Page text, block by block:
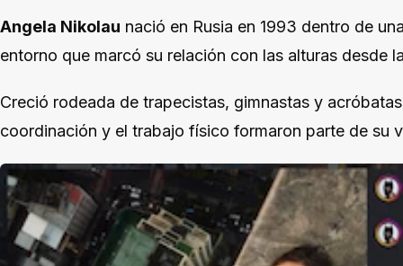
Angela Nikolau nació en Rusia en 1993 dentro de
entorno que marcó su relación con las alturas desde
Creció rodeada de trapecistas, gimnastas y
coordinación y el trabajo físico formaron parte de su